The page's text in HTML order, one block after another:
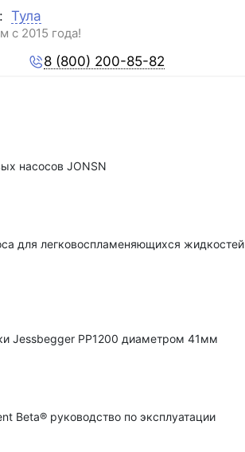
Тула
с 2015 года!
8 (800) 200-85-82
насосов JONSN
для легковоспламеняющихся жидкостей
Jessbegger PP1200 диаметром 41мм
Beta® руководство по эксплуатации